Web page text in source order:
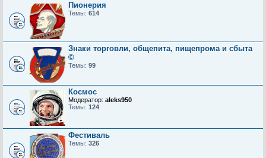
Пионерия
Темы: 614
Знаки торговли, общепита, пищепрома и сбыта
©
Темы: 99
Космос
Модератор: aleks950
Темы: 124
Фестиваль
Темы: 326